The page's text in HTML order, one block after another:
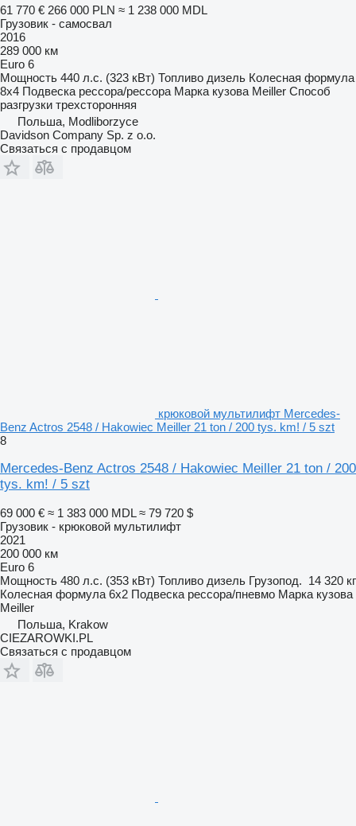
61 770 € 266 000 PLN ≈ 1 238 000 MDL
Грузовик - самосвал
2016
289 000 км
Euro 6
Мощность 440 л.с. (323 кВт) Топливо дизель Колесная формула
8x4 Подвеска рессора/рессора Марка кузова Meiller Способ
разгрузки трехсторонняя
Польша, Modliborzyce
Davidson Company Sp. z o.o.
Связаться с продавцом
крюковой мультилифт Mercedes-
Benz Actros 2548 / Hakowiec Meiller 21 ton / 200 tys. km! / 5 szt
8
Mercedes-Benz Actros 2548 / Hakowiec Meiller 21 ton / 200
tys. km! / 5 szt
69 000 € ≈ 1 383 000 MDL ≈ 79 720 $
Грузовик - крюковой мультилифт
2021
200 000 км
Euro 6
Мощность 480 л.с. (353 кВт) Топливо дизель Грузопод. 14 320 кг
Колесная формула 6x2 Подвеска рессора/пневмо Марка кузова
Meiller
Польша, Krakow
CIEZAROWKI.PL
Связаться с продавцом